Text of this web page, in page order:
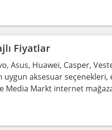
Fiyatlar
Asus, Huawei, Casper,
uygun aksesuar seçenekleri,
Media Markt internet